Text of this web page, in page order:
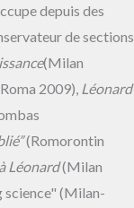
depuis des
de sections
(Milan
2009), Léonard
(Romorontin
Léonard(Milan
science" (Milan-